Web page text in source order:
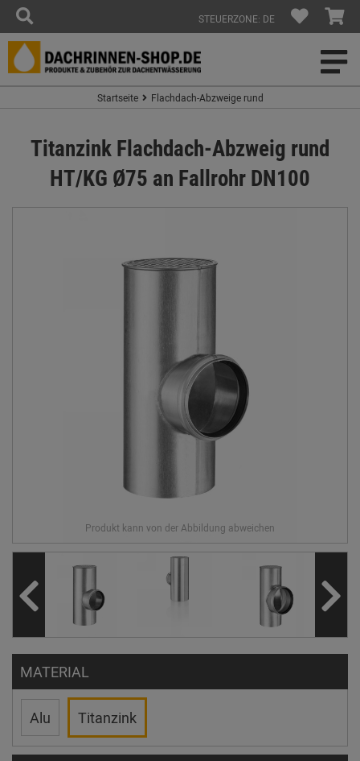
STEUERZONE: DE
Startseite Flachdach-Abzweige rund
Titanzink Flachdach-Abzweig rund
HT/KG Ø75 an Fallrohr DN100
MATERIAL
Alu Titanzink